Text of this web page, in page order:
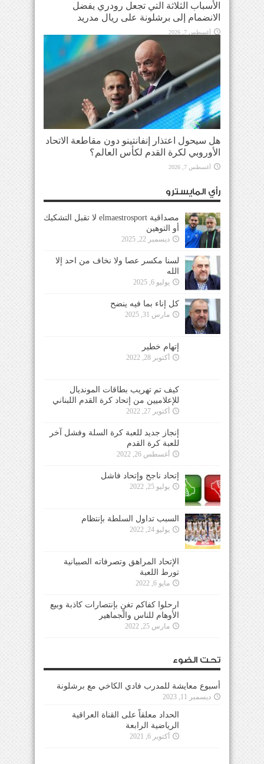
الأسباب الثلاثة التي تجعل رودري يفضل
الانضمام إلى برشلونة على ريال مدريد
أغسطس 7, 2026
هل سيحول اعتذار إنفانتينو دون مقاطعة الاتحاد
الأوروبي لكرة القدم لكأس العالم؟
أغسطس 7, 2026
رأي المايسترو
مصداقية elmaestrosport لا تقبل التشكيك
أو التوهين
ديسمبر 22, 2025
لسنا مكسر عصا ولا نخاف من احد إلا
الله
يوليو 6, 2025
كل إناء بما فيه ينضح
مارس 31, 2025
إتهام خطير
أكتوبر 28, 2022
كيف تم تهريب بطاقات المونديال
للإعلاميين من إتحاد كرة القدم اللبناني
أكتوبر 27, 2022
إنجاز جديد للعبة كرة السلة وفشل آخر
للعبة كرة القدم
أغسطس 26, 2022
إتحاد ناجح وإتحاد فاشل
يوليو 25, 2022
السبب تداول السلطة بإنتظام
يوليو 24, 2022
الإتحاد المراهق وتصرفاته الصبيانية
تورط اللعبة
مايو 6, 2022
ارحلوا كفاكم تغنٍ بإنتصارات كاذبة وبيع
الأوهام للناس والجماهير
مارس 25, 2022
تحت الضوء
أسبوع معايشة للمدرب فادي الكاخي مع برشلونة
ديسمبر 11, 2023
الحداد معلقاً على القناة العراقية
الرياضية الرابعة
أكتوبر 6, 2021